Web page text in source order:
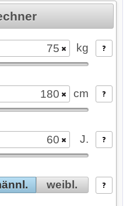
geladen ...
kg
cm
J.
weibl.